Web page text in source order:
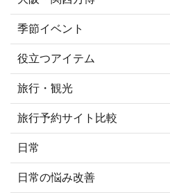
季節イベント
役立つアイテム
旅行・観光
旅行予約サイト比較
日常
日常の悩み改善